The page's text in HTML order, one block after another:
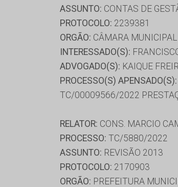
ASSUNTO: CONTAS DE
PROTOCOLO: 2239381
ORGÃO: CÂMARA
INTERESSADO(S):
ADVOGADO(S): KAIQUE
PROCESSO(S) APENSADO(S):
TC/00009566/2022
RELATOR: CONS. MARCIO
PROCESSO: TC/5880/2022
ASSUNTO: REVISÃO 2013
PROTOCOLO: 2170903
ORGÃO: PREFEITURA